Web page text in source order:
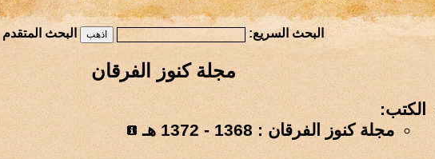
البحث السريع: البحث المتقدم
مجلة كنوز الفرقان
الكتب:
مجلة كنوز الفرقان : 1368 - 1372 هـ